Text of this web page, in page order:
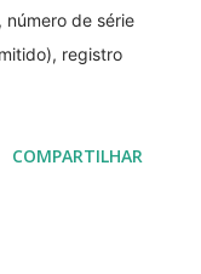
número de série
registro
COMPARTILHAR